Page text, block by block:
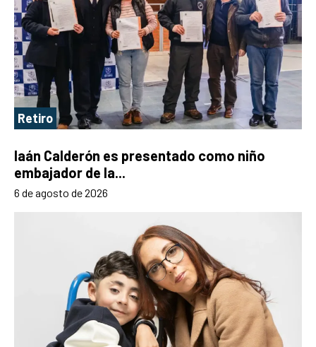
Retiro
Iaán Calderón es presentado como niño
embajador de la...
6 de agosto de 2026